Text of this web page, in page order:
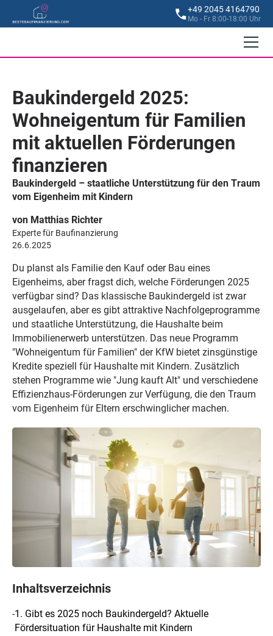
+49 2045 4164790
Mo - Fr 8:00-18:00 Uhr
Baukindergeld 2025:
Wohneigentum für Familien
mit aktuellen Förderungen
finanzieren
Baukindergeld – staatliche Unterstützung für den Traum
vom Eigenheim mit Kindern
von Matthias Richter
Experte für Baufinanzierung
26.6.2025
Du planst als Familie den Kauf oder Bau eines
Eigenheims, aber fragst dich, welche Förderungen 2025
verfügbar sind? Das klassische Baukindergeld ist zwar
ausgelaufen, aber es gibt attraktive Nachfolgeprogramme
und staatliche Unterstützung, die Haushalte beim
Immobilienerwerb unterstützen. Das neue Programm
"Wohneigentum für Familien" der KfW bietet zinsgünstige
Kredite speziell für Haushalte mit Kindern. Zusätzlich
stehen Programme wie "Jung kauft Alt" und verschiedene
Effizienzhaus-Förderungen zur Verfügung, die den Traum
vom Eigenheim für Eltern erschwinglicher machen.
Inhaltsverzeichnis
-1. Gibt es 2025 noch Baukindergeld? Aktuelle
Fördersituation für Haushalte mit Kindern